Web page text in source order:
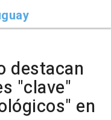
destacan
"clave"
en